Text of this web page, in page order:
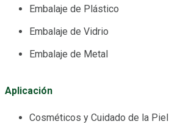
Embalaje de Plástico
Embalaje de Vidrio
Embalaje de Metal
Aplicación
Cosméticos y Cuidado de la Piel